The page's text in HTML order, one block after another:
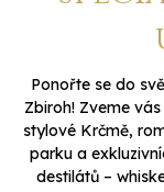
Ponořte se do
Zbiroh! Zveme
stylové Krčmě,
parku a
destilátů –